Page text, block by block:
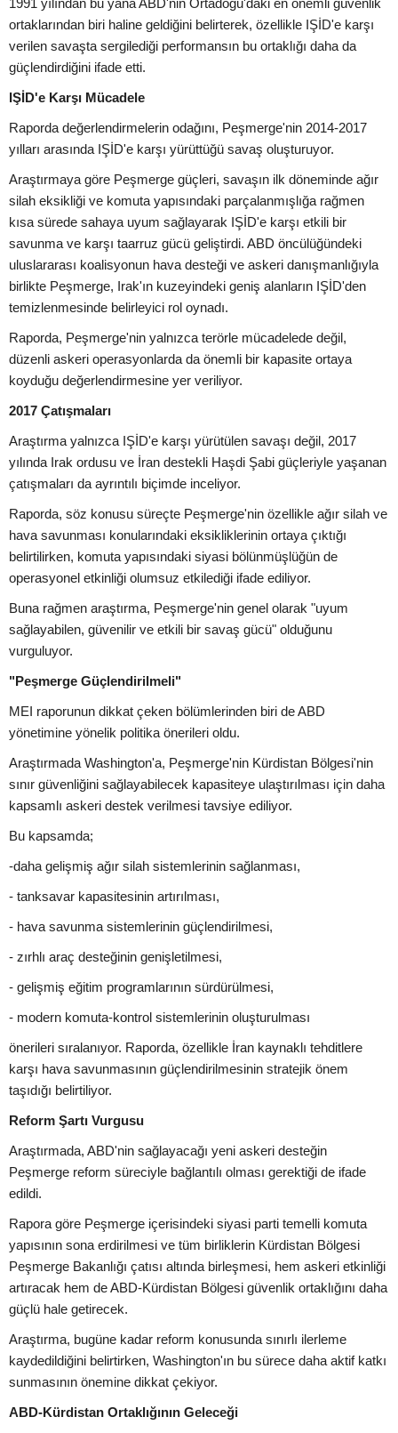
1991 yılından bu yana ABD'nin Ortadoğu'daki en önemli güvenlik
ortaklarından biri haline geldiğini belirterek, özellikle IŞİD'e karşı
verilen savaşta sergilediği performansın bu ortaklığı daha da
güçlendirdiğini ifade etti.
IŞİD'e Karşı Mücadele
Raporda değerlendirmelerin odağını, Peşmerge'nin 2014-2017
yılları arasında IŞİD'e karşı yürüttüğü savaş oluşturuyor.
Araştırmaya göre Peşmerge güçleri, savaşın ilk döneminde ağır
silah eksikliği ve komuta yapısındaki parçalanmışlığa rağmen
kısa sürede sahaya uyum sağlayarak IŞİD'e karşı etkili bir
savunma ve karşı taarruz gücü geliştirdi. ABD öncülüğündeki
uluslararası koalisyonun hava desteği ve askeri danışmanlığıyla
birlikte Peşmerge, Irak'ın kuzeyindeki geniş alanların IŞİD'den
temizlenmesinde belirleyici rol oynadı.
Raporda, Peşmerge'nin yalnızca terörle mücadelede değil,
düzenli askeri operasyonlarda da önemli bir kapasite ortaya
koyduğu değerlendirmesine yer veriliyor.
2017 Çatışmaları
Araştırma yalnızca IŞİD'e karşı yürütülen savaşı değil, 2017
yılında Irak ordusu ve İran destekli Haşdi Şabi güçleriyle yaşanan
çatışmaları da ayrıntılı biçimde inceliyor.
Raporda, söz konusu süreçte Peşmerge'nin özellikle ağır silah ve
hava savunması konularındaki eksikliklerinin ortaya çıktığı
belirtilirken, komuta yapısındaki siyasi bölünmüşlüğün de
operasyonel etkinliği olumsuz etkilediği ifade ediliyor.
Buna rağmen araştırma, Peşmerge'nin genel olarak "uyum
sağlayabilen, güvenilir ve etkili bir savaş gücü" olduğunu
vurguluyor.
"Peşmerge Güçlendirilmeli"
MEI raporunun dikkat çeken bölümlerinden biri de ABD
yönetimine yönelik politika önerileri oldu.
Araştırmada Washington'a, Peşmerge'nin Kürdistan Bölgesi'nin
sınır güvenliğini sağlayabilecek kapasiteye ulaştırılması için daha
kapsamlı askeri destek verilmesi tavsiye ediliyor.
Bu kapsamda;
-daha gelişmiş ağır silah sistemlerinin sağlanması,
- tanksavar kapasitesinin artırılması,
- hava savunma sistemlerinin güçlendirilmesi,
- zırhlı araç desteğinin genişletilmesi,
- gelişmiş eğitim programlarının sürdürülmesi,
- modern komuta-kontrol sistemlerinin oluşturulması
önerileri sıralanıyor. Raporda, özellikle İran kaynaklı tehditlere
karşı hava savunmasının güçlendirilmesinin stratejik önem
taşıdığı belirtiliyor.
Reform Şartı Vurgusu
Araştırmada, ABD'nin sağlayacağı yeni askeri desteğin
Peşmerge reform süreciyle bağlantılı olması gerektiği de ifade
edildi.
Rapora göre Peşmerge içerisindeki siyasi parti temelli komuta
yapısının sona erdirilmesi ve tüm birliklerin Kürdistan Bölgesi
Peşmerge Bakanlığı çatısı altında birleşmesi, hem askeri etkinliği
artıracak hem de ABD-Kürdistan Bölgesi güvenlik ortaklığını daha
güçlü hale getirecek.
Araştırma, bugüne kadar reform konusunda sınırlı ilerleme
kaydedildiğini belirtirken, Washington'ın bu sürece daha aktif katkı
sunmasının önemine dikkat çekiyor.
ABD-Kürdistan Ortaklığının Geleceği